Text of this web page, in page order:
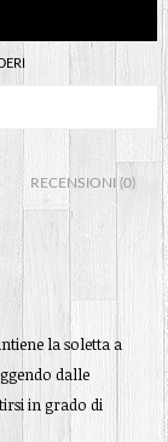
RECENSIONI (0)
la soletta a
dalle
in grado di